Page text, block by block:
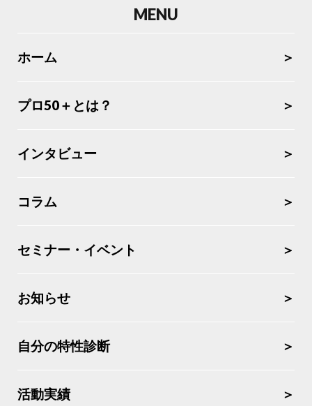
MENU
ホーム
プロ50＋とは？
インタビュー
コラム
セミナー・イベント
お知らせ
自分の特性診断
活動実績